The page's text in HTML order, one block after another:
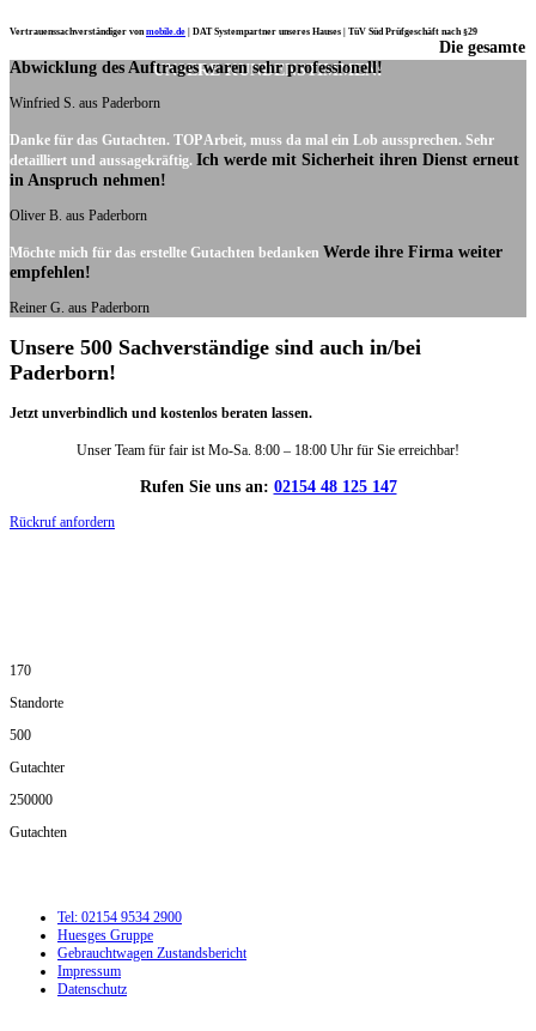
Vertrauenssachverständiger vonmobile.de DAT Systempartner unseres Hauses | TüV Süd Prüfgeschäft nach §29
UNSERE KUNDENSTIMMEN:
Die gesamte
Abwicklung des Auftrages waren sehr professionell!
Winfried S. aus Paderborn
Danke für das Gutachten. TOP Arbeit, muss da mal ein Lob aussprechen. Sehr
detailliert und aussagekräftig. Ich werde mit Sicherheit ihren Dienst erneut
in Anspruch nehmen!
Oliver B. aus Paderborn
Möchte mich für das erstellte Gutachten bedanken Werde ihre Firma weiter
empfehlen!
Reiner G. aus Paderborn
Unsere 500 Sachverständige sind auch in/bei
Paderborn!
Jetzt unverbindlich und kostenlos beraten lassen.
Unser Team für fair ist Mo-Sa. 8:00 – 18:00 Uhr für Sie erreichbar!
Rufen Sie uns an: 02154 48 125 147
Rückruf anfordern
170
Standorte
500
Gutachter
250000
Gutachten
Tel: 02154 9534 2900
Huesges Gruppe
Gebrauchtwagen Zustandsbericht
Impressum
Datenschutz